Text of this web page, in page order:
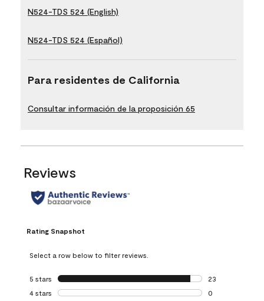
N524-TDS 524 (English)
N524-TDS 524 (Español)
Para residentes de California
Consultar información de la proposición 65
Reviews
Rating Snapshot
Select a row below to filter reviews.
5 stars stars
23
23 reviews with
4 stars stars
0